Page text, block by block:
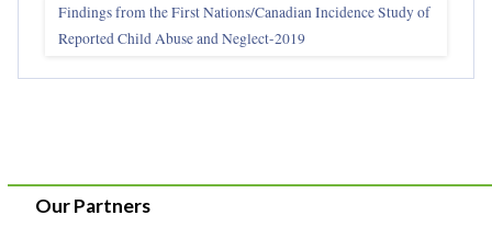
Findings from the First Nations/Canadian Incidence Study of
Reported Child Abuse and Neglect-2019
Our Partners